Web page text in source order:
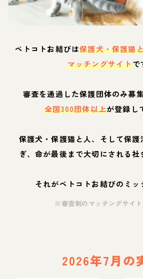
ペトコトお結びは保護犬・保護猫
マッチングサイトで
審査を通過した保護団体のみ募
全国300団体以上が登録し
保護犬・保護猫と人、そして保護
ぎ、命が最後まで大切にされる社
それがペトコトお結びのミッ
※審査制のマッチングサイ
2026年7月の